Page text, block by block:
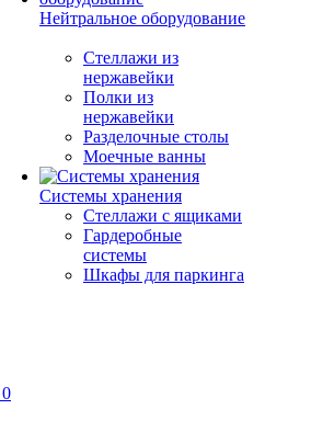
Нейтральное оборудование
Стеллажи из
нержавейки
Полки из
нержавейки
Разделочные столы
Моечные ванны
Системы хранения
Стеллажи с ящиками
Гардеробные
системы
Шкафы для паркинга
0